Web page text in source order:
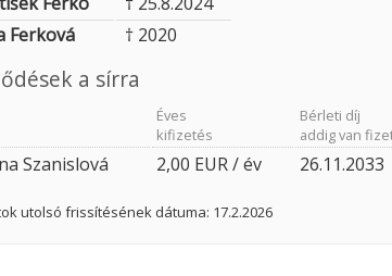
Ferková
† 2020
a sírra
Éves
kifizetés
Bérleti díj
addig van
Szanislová 2,00 EUR / év 26.11.2033
utolsó frissítésének dátuma: 17.2.2026